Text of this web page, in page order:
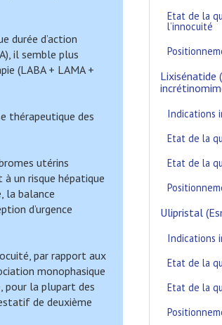
durée d’action
il semble plus
(LABA + LAMA +
thérapeutique des
utérins
un risque hépatique
la balance
d’urgence
par rapport aux
monophasique
pour la plupart des
de deuxième
Etat de la
l’innocuité
Lixisénatide
Indications
Etat de la
Etat de la
Ulipristal
Indications
Etat de la
Etat de la